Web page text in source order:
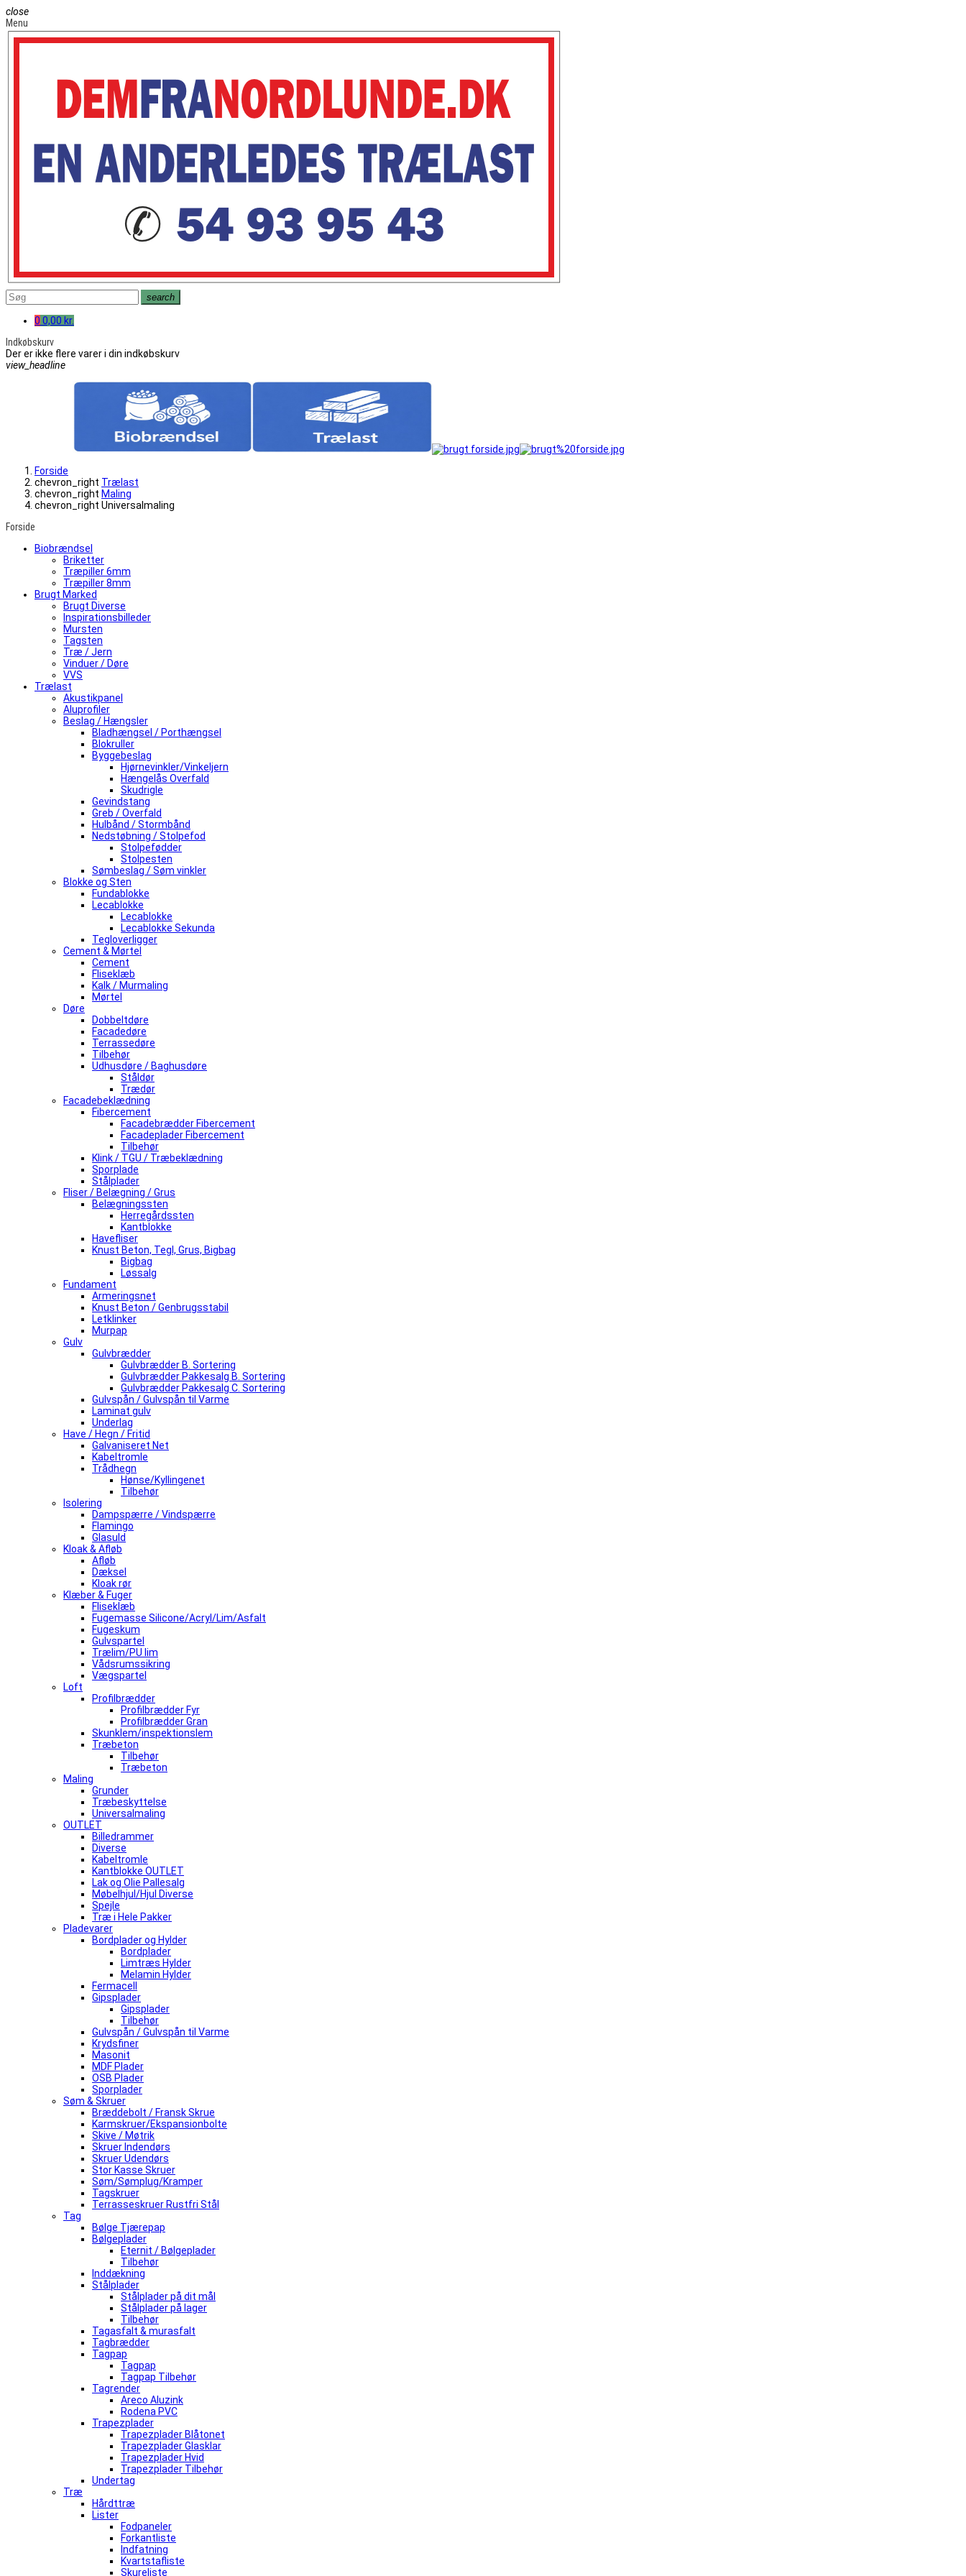
close
Menu
search
0 0,00 kr.
Indkøbskurv
Der er ikke flere varer i din indkøbskurv
view_headline
Forside
chevron_right Trælast
chevron_right Maling
chevron_right Universalmaling
Forside
Biobrændsel
Briketter
Træpiller 6mm
Træpiller 8mm
Brugt Marked
Brugt Diverse
Inspirationsbilleder
Mursten
Tagsten
Træ / Jern
Vinduer / Døre
VVS
Trælast
Akustikpanel
Aluprofiler
Beslag / Hængsler
Bladhængsel / Porthængsel
Blokruller
Byggebeslag
Hjørnevinkler/Vinkeljern
Hængelås Overfald
Skudrigle
Gevindstang
Greb / Overfald
Hulbånd / Stormbånd
Nedstøbning / Stolpefod
Stolpefødder
Stolpesten
Sømbeslag / Søm vinkler
Blokke og Sten
Fundablokke
Lecablokke
Lecablokke
Lecablokke Sekunda
Tegloverligger
Cement & Mørtel
Cement
Fliseklæb
Kalk / Murmaling
Mørtel
Døre
Dobbeltdøre
Facadedøre
Terrassedøre
Tilbehør
Udhusdøre / Baghusdøre
Ståldør
Trædør
Facadebeklædning
Fibercement
Facadebrædder Fibercement
Facadeplader Fibercement
Tilbehør
Klink / TGU / Træbeklædning
Sporplade
Stålplader
Fliser / Belægning / Grus
Belægningssten
Herregårdssten
Kantblokke
Havefliser
Knust Beton, Tegl, Grus, Bigbag
Bigbag
Løssalg
Fundament
Armeringsnet
Knust Beton / Genbrugsstabil
Letklinker
Murpap
Gulv
Gulvbrædder
Gulvbrædder B. Sortering
Gulvbrædder Pakkesalg B. Sortering
Gulvbrædder Pakkesalg C. Sortering
Gulvspån / Gulvspån til Varme
Laminat gulv
Underlag
Have / Hegn / Fritid
Galvaniseret Net
Kabeltromle
Trådhegn
Hønse/Kyllingenet
Tilbehør
Isolering
Dampspærre / Vindspærre
Flamingo
Glasuld
Kloak & Afløb
Afløb
Dæksel
Kloak rør
Klæber & Fuger
Fliseklæb
Fugemasse Silicone/Acryl/Lim/Asfalt
Fugeskum
Gulvspartel
Trælim/PU lim
Vådsrumssikring
Vægspartel
Loft
Profilbrædder
Profilbrædder Fyr
Profilbrædder Gran
Skunklem/inspektionslem
Træbeton
Tilbehør
Træbeton
Maling
Grunder
Træbeskyttelse
Universalmaling
OUTLET
Billedrammer
Diverse
Kabeltromle
Kantblokke OUTLET
Lak og Olie Pallesalg
Møbelhjul/Hjul Diverse
Spejle
Træ i Hele Pakker
Pladevarer
Bordplader og Hylder
Bordplader
Limtræs Hylder
Melamin Hylder
Fermacell
Gipsplader
Gipsplader
Tilbehør
Gulvspån / Gulvspån til Varme
Krydsfiner
Masonit
MDF Plader
OSB Plader
Sporplader
Søm & Skruer
Bræddebolt / Fransk Skrue
Karmskruer/Ekspansionbolte
Skive / Møtrik
Skruer Indendørs
Skruer Udendørs
Stor Kasse Skruer
Søm/Sømplug/Kramper
Tagskruer
Terrasseskruer Rustfri Stål
Tag
Bølge Tjærepap
Bølgeplader
Eternit / Bølgeplader
Tilbehør
Inddækning
Stålplader
Stålplader på dit mål
Stålplader på lager
Tilbehør
Tagasfalt & murasfalt
Tagbrædder
Tagpap
Tagpap
Tagpap Tilbehør
Tagrender
Areco Aluzink
Rodena PVC
Trapezplader
Trapezplader Blåtonet
Trapezplader Glasklar
Trapezplader Hvid
Trapezplader Tilbehør
Undertag
Træ
Hårdttræ
Lister
Fodpaneler
Forkantliste
Indfatning
Kvartstafliste
Skureliste